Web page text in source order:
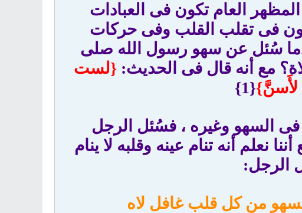
العام تكون فى العبادات
تكون فى تقلب القلب وفى حركات
سُئل عن سهو رسول الله صلى
مع أنه قال فى الحديث: {لست
لأَسنَّ}{1}
فى السهو وغيره ، فسُئل الرجل
نعلم أنه تنام عينه وقلبه لا ينام
الرجل:
من كل قلب غافل لاه